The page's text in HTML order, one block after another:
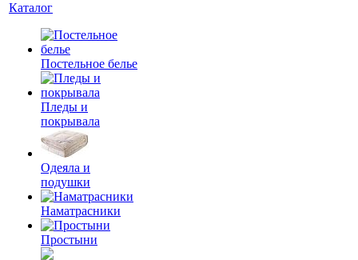
Каталог
Постельное белье
Пледы и
покрывала
Одеяла и
подушки
Наматрасники
Простыни